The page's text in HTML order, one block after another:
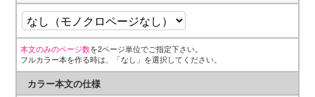
本文のみのページ数を2ページ単位でご指定下さい。
フルカラー本を作る時は、「なし」を選択してください。
カラー本文の仕様